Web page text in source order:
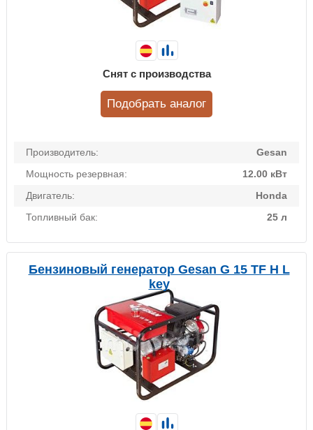
Производитель:
Gesan
Мощность резервная:
12.00 кВт
Двигатель:
Honda
Топливный бак:
25 л
Снят с производства
Подобрать аналог
Бензиновый генератор Gesan G 15 TF H L
key